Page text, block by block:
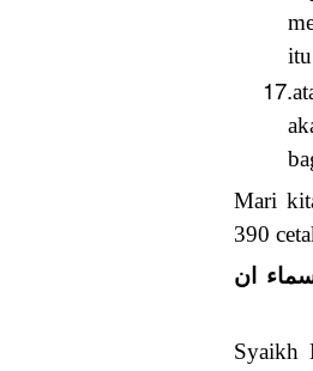
17.
Mari
390
ان
Syaikh